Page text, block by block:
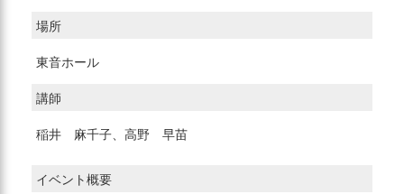
場所
東音ホール
講師
稲井 麻千子、高野 早苗
イベント概要